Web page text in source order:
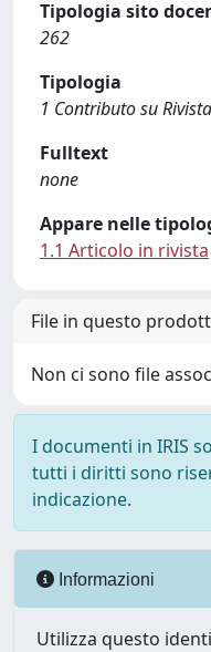
Tipologia sito
262
Tipologia
1 Contributo su
Fulltext
none
Appare nelle
1.1 Articolo in rivista
File in questo
Non ci sono file
I documenti in IRIS
tutti i diritti sono
indicazione.
Informazioni
Utilizza questo